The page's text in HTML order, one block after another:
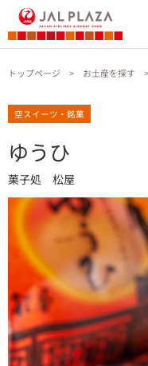
トップページ お土産を探す
空スイーツ・銘菓
ゆうひ
菓子処 松屋